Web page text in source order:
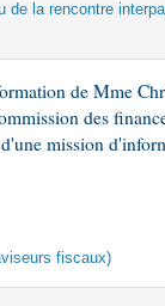
de la rencontre
de Mme
des
mission
fiscaux)